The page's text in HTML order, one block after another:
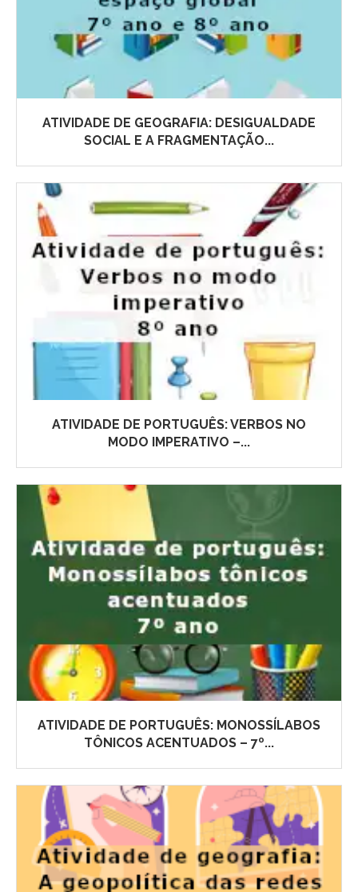
ATIVIDADE DE GEOGRAFIA: DESIGUALDADE
SOCIAL E A FRAGMENTAÇÃO...
ATIVIDADE DE PORTUGUÊS: VERBOS NO
MODO IMPERATIVO –...
ATIVIDADE DE PORTUGUÊS: MONOSSÍLABOS
TÔNICOS ACENTUADOS – 7º...